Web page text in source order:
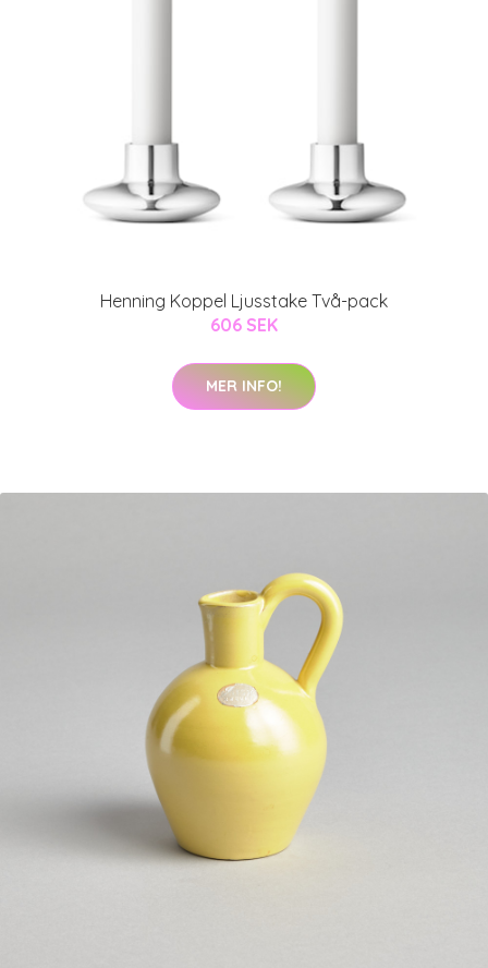
Henning Koppel Ljusstake Två-pack
606 SEK
MER INFO!